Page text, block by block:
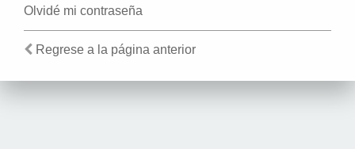
Olvidé mi contraseña
Regrese a la página anterior